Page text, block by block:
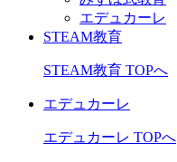
エデュカーレ
STEAM教育
STEAM教育 TOPへ
エデュカーレ
エデュカーレ TOPへ